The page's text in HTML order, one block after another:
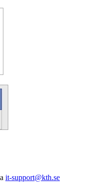
it-support@kth.se